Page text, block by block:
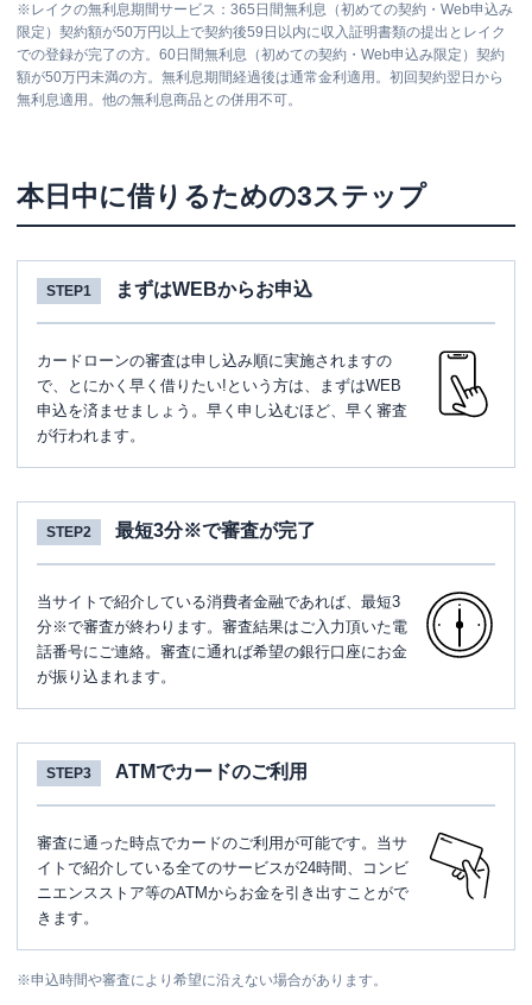
※ レイクの無利息期間サービス：365日間無利息（初めての契約・Web申込み
限定）契約額が50万円以上で契約後59日以内に収入証明書類の提出とレイク
での登録が完了の方。60日間無利息（初めての契約・Web申込み限定）契約
額が50万円未満の方。無利息期間経過後は通常金利適用。初回契約翌日から
無利息適用。他の無利息商品との併用不可。
本日中に借りるための3ステップ
STEP1 まずはWEBからお申込
カードローンの審査は申し込み順に実施されますの
で、とにかく早く借りたい!という方は、まずはWEB
申込を済ませましょう。早く申し込むほど、早く審査
が行われます。
STEP2 最短3分※で審査が完了
当サイトで紹介している消費者金融であれば、最短3
分※で審査が終わります。審査結果はご入力頂いた電
話番号にご連絡。審査に通れば希望の銀行口座にお金
が振り込まれます。
STEP3 ATMでカードのご利用
審査に通った時点でカードのご利用が可能です。当サ
イトで紹介している全てのサービスが24時間、コンビ
ニエンスストア等のATMからお金を引き出すことがで
きます。
※申込時間や審査により希望に沿えない場合があります。